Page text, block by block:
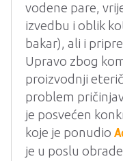
vodene pare,
izvedbu i oblik
bakar), ali i
Upravo zbog
proizvodnji
problem
je posvećen
koje je ponudio
je u poslu